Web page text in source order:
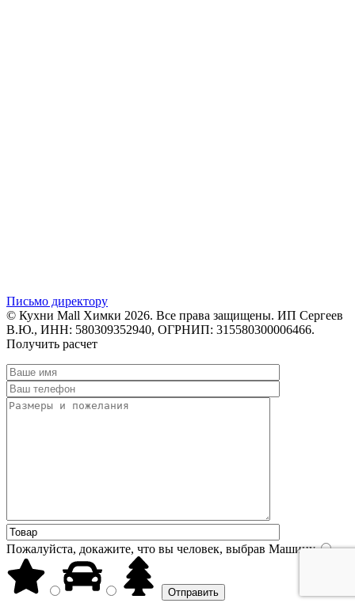
Письмо директору
© Кухни Mall Химки 2026. Все права защищены. ИП Сергеев
В.Ю., ИНН: 580309352940, ОГРНИП: 315580300006466.
Получить расчет
Пожалуйста, докажите, что вы человек, выбрав Машину.